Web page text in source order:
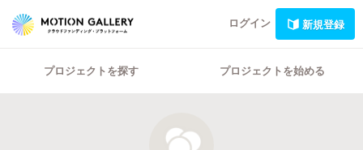
ログイン 新規登録
プロジェクトを探す プロジェクトを始める